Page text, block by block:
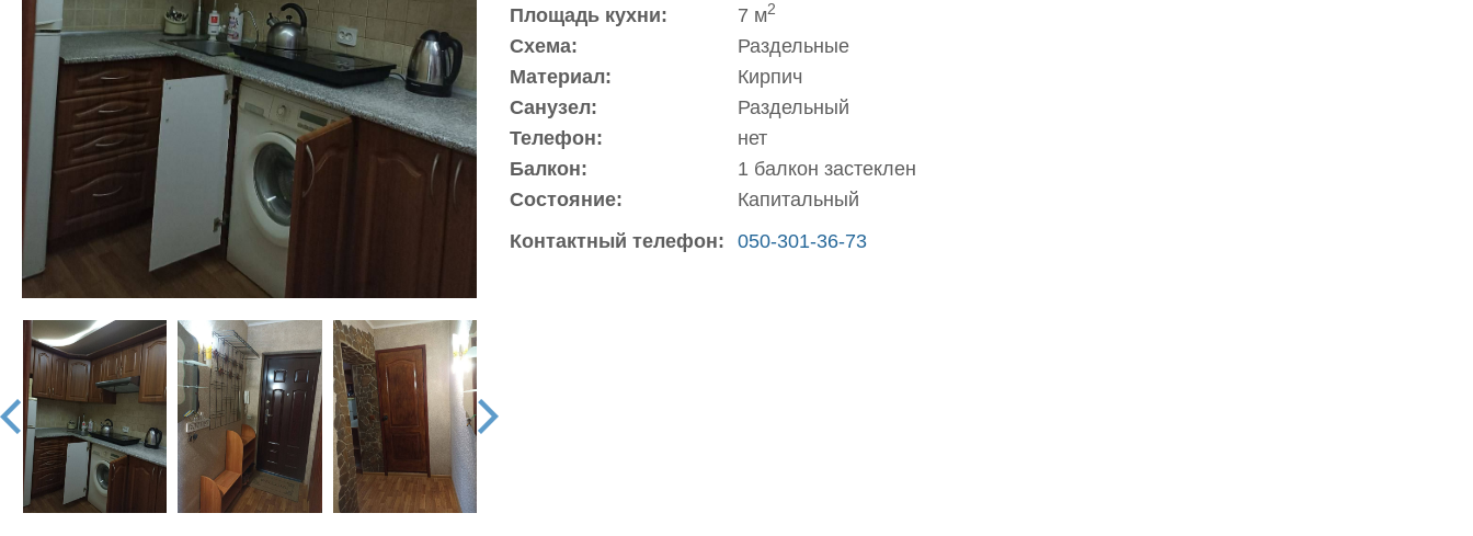
prev
next
Площадь кухни: 7 м2
Схема:
Раздельные
Материал:
Кирпич
Санузел:
Раздельный
Телефон:
нет
Балкон:
1 балкон застеклен
Состояние:
Капитальный
Контактный телефон:
050-301-36-73